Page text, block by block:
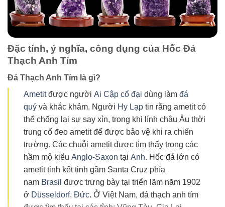
Đặc tính, ý nghĩa, công dụng của Hốc Đá
Thạch Anh Tím
Đá Thạch Anh Tím là gì?
Ametitđược người Ai Cập cổ đại dùng làm đá
quý và khắc khảm. Người Hy Lạp tin rằng ametit có
thể chống lại sự say xỉn, trong khi lính châu Âu thời
trung cổ đeo ametit để được bảo vệ khi ra chiến
trường. Các chuỗi ametit được tìm thấy trong các
hầm mộ kiểu Anglo-Saxon tại Anh. Hốc đá lớn có
ametit tinh kết tinh gầm Santa Cruz phía
nam Brasil được trưng bày tại triển lãm năm 1902
ở Düsseldorf, Đức. Ở Việt Nam, đá thạch anh tím